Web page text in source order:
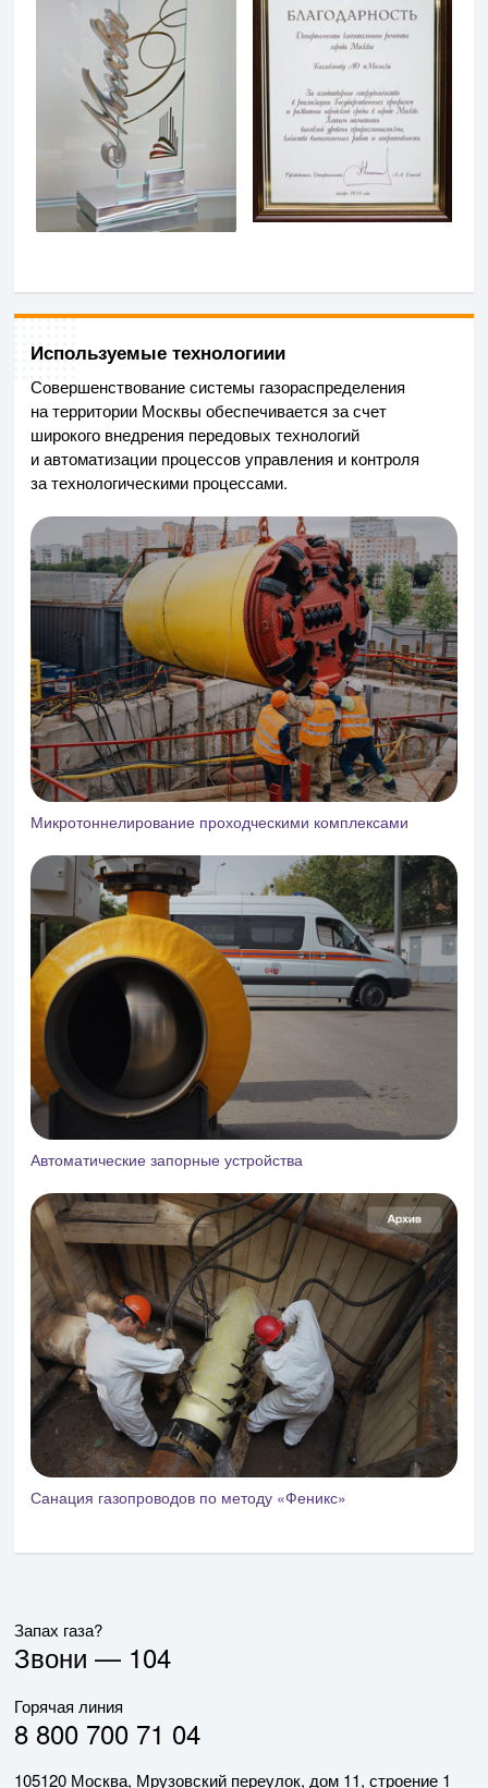
Используемые технологиии
Совершенствование системы газораспределения
на территории Москвы обеспечивается за счет
широкого внедрения передовых технологий
и автоматизации процессов управления и контроля
за технологическими процессами.
Микротоннелирование проходческими комплексами
Автоматические запорные устройства
Санация газопроводов по методу «Феникс»
Запах газа?
Звони — 104
Горячая линия
8 800 700 71 04
105120 Москва, Мрузовский переулок, дом 11, строение 1